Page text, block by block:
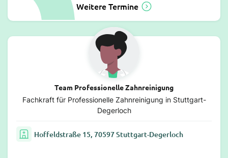
Weitere Termine
Team Professionelle Zahnreinigung
Fachkraft für Professionelle Zahnreinigung in Stuttgart-
Degerloch
Hoffeldstraße 15, 70597 Stuttgart-Degerloch